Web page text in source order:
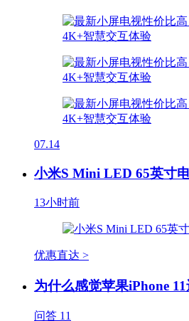
07.14
小米S Mini LED 65英寸
13小时前
优惠直达 >
为什么感觉苹果iPhone
问答 11